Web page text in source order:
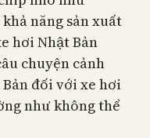
năng sản xuất
hơi Nhật Bản
chuyện cảnh
đối với xe hơi
như không thể